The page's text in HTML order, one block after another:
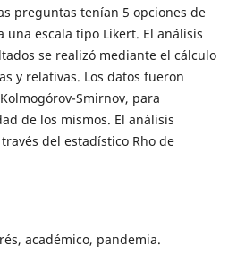
preguntas tenían 5 opciones de
una escala tipo Likert. El análisis
se realizó mediante el cálculo
y relativas. Los datos fueron
Smirnov, para
de los mismos. El análisis
del estadístico Rho de
académico, pandemia.